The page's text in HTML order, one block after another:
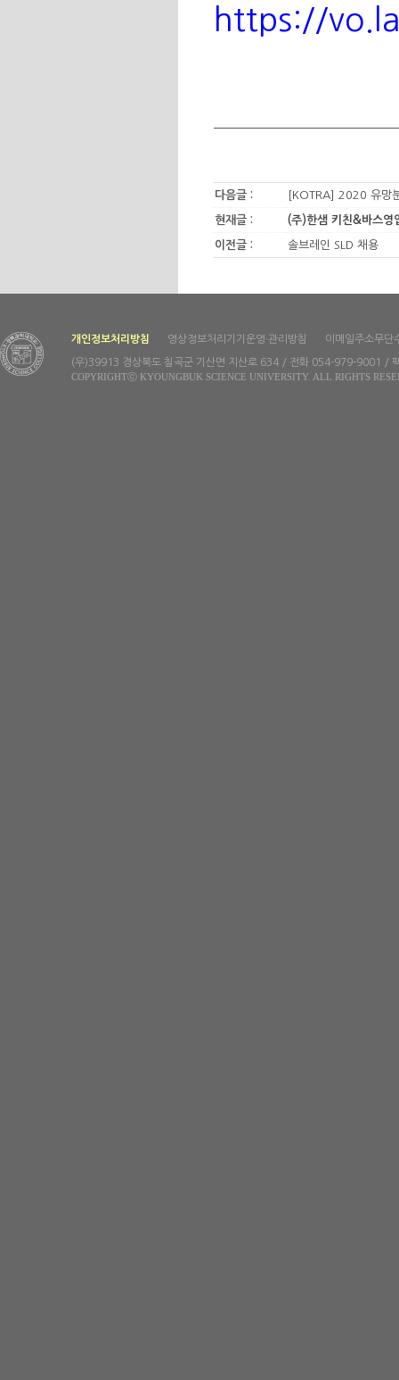
https://
다음글 : [KOTRA] 2020 유망
현재글 : (주)한샘 키친&바스영
이전글 : 솔브레인 SLD 채용
개인정보처리방침 영상정보처리기기운영·관리방침 이메일주소무단
(우)39913 경상북도 칠곡군 기산면 지산로 634 / 전화 054-979-9001 /
COPYRIGHTⓒ KYOUNGBUK SCIENCE UNIVERSITY. ALL RIGHTS